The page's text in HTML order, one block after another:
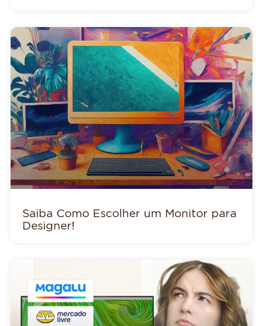
Saiba Como Escolher um Monitor para
Designer!